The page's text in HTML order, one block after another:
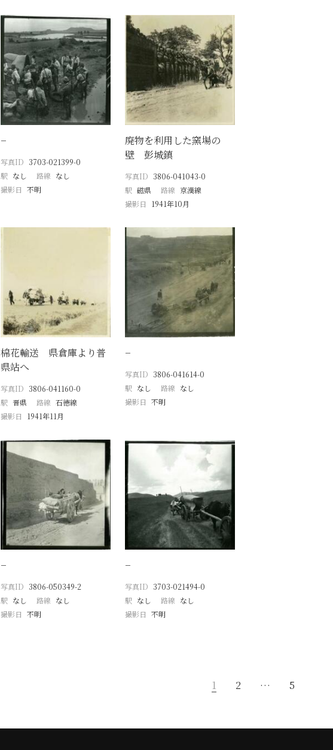
−
写真ID 3703-021399-0
駅 なし 路線 なし
撮影日 不明
廃物を利用した窯場の
壁 彭城鎮
写真ID 3806-041043-0
駅 磁県 路線 京漢線
撮影日
1941年10月
棉花輸送 県倉庫より普
県站へ
写真ID 3806-041160-0
駅 晋県 路線 石徳線
撮影日
1941年11月
−
写真ID 3806-041614-0
駅 なし 路線 なし
撮影日 不明
−
写真ID 3806-050349-2
駅 なし 路線 なし
撮影日 不明
−
写真ID 3703-021494-0
駅 なし 路線 なし
撮影日 不明
1 2 … 5